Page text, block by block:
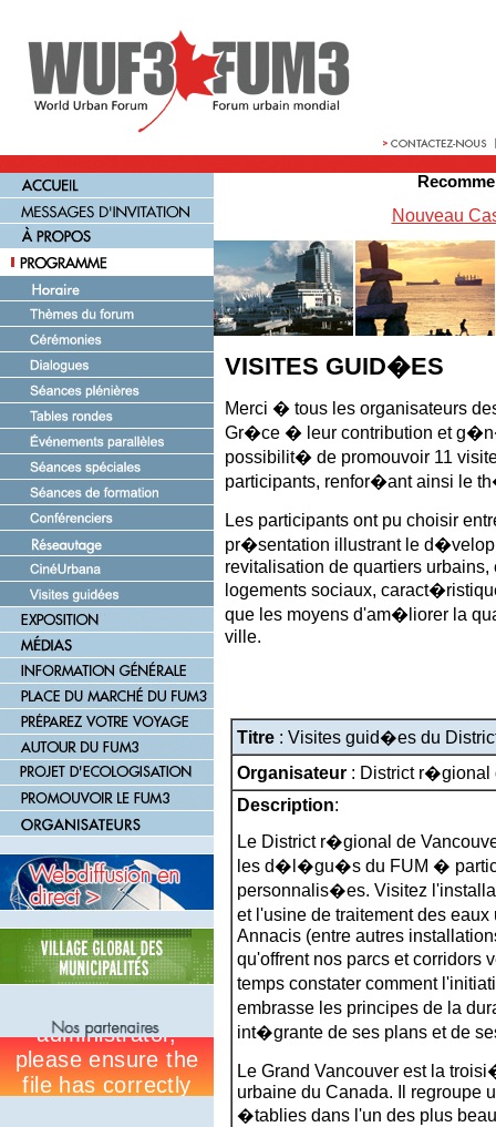
Nouveau
VISITES GUID�ES
Merci � tous les organisateurs
Gr�ce � leur contribution et
possibilit� de promouvoir 11
participants, renfor�ant ainsi le
Les participants ont pu choisir
pr�sentation illustrant le
revitalisation de quartiers urbains,
logements sociaux,
que les moyens d'am�liorer la
ville.
Titre: Visites guid�es du
Organisateur: District r�gional
Description:
Le District r�gional de
les d�l�gu�s du FUM �
personnalis�es. Visitez
et l'usine de traitement des
Annacis (entre autres
qu'offrent nos parcs et corridors
temps constater comment
embrasse les principes de la
int�grante de ses plans et de
Le Grand Vancouver est la
urbaine du Canada. Il regroupe
�tablies dans l'un des plus